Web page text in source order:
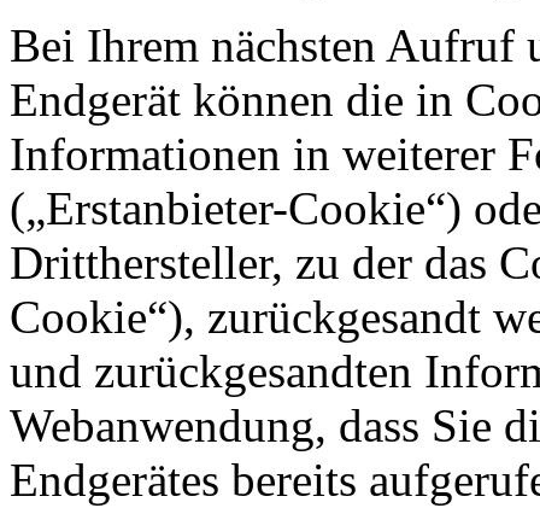
Bei Ihrem nächsten Aufruf
Endgerät können die in
Informationen in weiterer
(„Erstanbieter-Cookie“)
Dritthersteller, zu der das
Cookie“), zurückgesandt
und zurückgesandten
Webanwendung, dass Sie
Endgerätes bereits